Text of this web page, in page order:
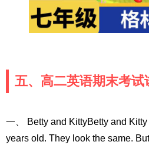
五、高二英语期末考试
一、 Betty and KittyBetty and Kitty
years old. They look the same.